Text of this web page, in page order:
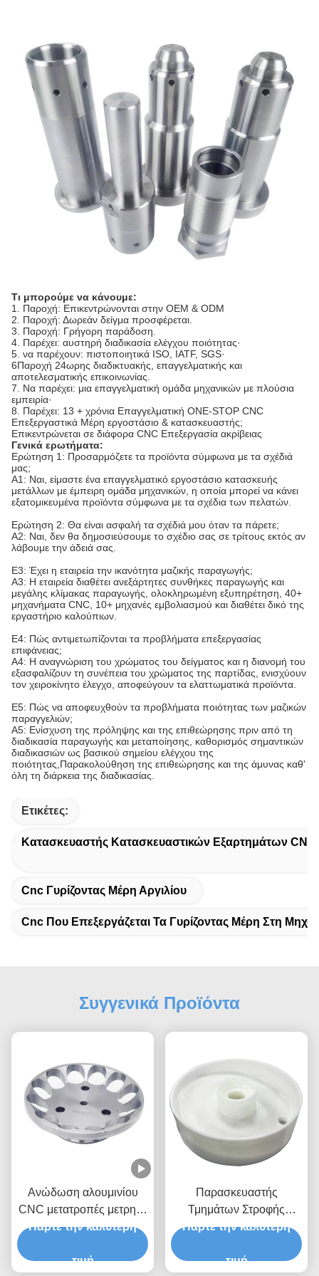
Τι μπορούμε να κάνουμε:
1. Παροχή: Επικεντρώνονται στην OEM & ODM
2. Παροχή: Δωρεάν δείγμα προσφέρεται.
3. Παροχή: Γρήγορη παράδοση.
4. Παρέχει: αυστηρή διαδικασία ελέγχου ποιότητας·
5. να παρέχουν: πιστοποιητικά ISO, IATF, SGS·
6Παροχή 24ωρης διαδικτυακής, επαγγελματικής και
αποτελεσματικής επικοινωνίας.
7. Να παρέχει: μια επαγγελματική ομάδα μηχανικών με πλούσια
εμπειρία·
8. Παρέχει: 13 + χρόνια Επαγγελματική ONE-STOP CNC
Επεξεργαστικά Μέρη εργοστάσιο & κατασκευαστής;
Επικεντρώνεται σε διάφορα CNC Επεξεργασία ακρίβειας
Γενικά ερωτήματα:
Ερώτηση 1: Προσαρμόζετε τα προϊόντα σύμφωνα με τα σχέδιά
μας;
Α1: Ναι, είμαστε ένα επαγγελματικό εργοστάσιο κατασκευής
μετάλλων με έμπειρη ομάδα μηχανικών, η οποία μπορεί να κάνει
εξατομικευμένα προϊόντα σύμφωνα με τα σχέδια των πελατών.
Ερώτηση 2: Θα είναι ασφαλή τα σχέδιά μου όταν τα πάρετε;
Α2: Ναι, δεν θα δημοσιεύσουμε το σχέδιο σας σε τρίτους εκτός αν
λάβουμε την άδειά σας.
Ε3: Έχει η εταιρεία την ικανότητα μαζικής παραγωγής;
Α3: Η εταιρεία διαθέτει ανεξάρτητες συνθήκες παραγωγής και
μεγάλης κλίμακας παραγωγής, ολοκληρωμένη εξυπηρέτηση, 40+
μηχανήματα CNC, 10+ μηχανές εμβολιασμού και διαθέτει δικό της
εργαστήριο καλούπιων.
Ε4: Πώς αντιμετωπίζονται τα προβλήματα επεξεργασίας
επιφάνειας;
Α4: Η αναγνώριση του χρώματος του δείγματος και η διανομή του
εξασφαλίζουν τη συνέπεια του χρώματος της παρτίδας, ενισχύουν
τον χειροκίνητο έλεγχο, αποφεύγουν τα ελαττωματικά προϊόντα.
Ε5: Πώς να αποφευχθούν τα προβλήματα ποιότητας των μαζικών
παραγγελιών;
Α5: Ενίσχυση της πρόληψης και της επιθεώρησης πριν από τη
διαδικασία παραγωγής και μεταποίησης, καθορισμός σημαντικών
διαδικασιών ως βασικού σημείου ελέγχου της
ποιότητας,Παρακολούθηση της επιθεώρησης και της άμυνας καθ'
όλη τη διάρκεια της διαδικασίας.
Ετικέτες:
Κατασκευαστής Κατασκευαστικών Εξαρτημάτων CNC
Cnc Γυρίζοντας Μέρη Αργιλίου
Cnc Που Επεξεργάζεται Τα Γυρίζοντας Μέρη Στη
Συγγενικά Προϊόντα
Ανώδωση αλουμινίου
CNC μετατροπές μετρητά
Επεξεργασία Custom 5
Πάρτε την καλύτερη
τιμή
Παρασκευαστής
Τμημάτων Στροφής
Στροφείου.
Πάρτε την καλύτερη
τιμή